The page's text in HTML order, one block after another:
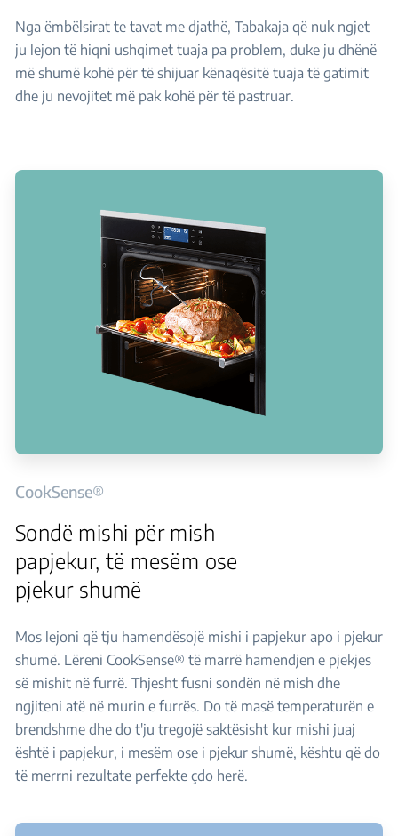
Nga ëmbëlsirat te tavat me djathë, Tabakaja që nuk ngjet
ju lejon të hiqni ushqimet tuaja pa problem, duke ju dhënë
më shumë kohë për të shijuar kënaqësitë tuaja të gatimit
dhe ju nevojitet më pak kohë për të pastruar.
CookSense®
Sondë mishi për mish
papjekur, të mesëm ose
pjekur shumë
Mos lejoni që tju hamendësojë mishi i papjekur apo i pjekur
shumë. Lëreni CookSense® të marrë hamendjen e pjekjes
së mishit në furrë. Thjesht fusni sondën në mish dhe
ngjiteni atë në murin e furrës. Do të masë temperaturën e
brendshme dhe do t'ju tregojë saktësisht kur mishi juaj
është i papjekur, i mesëm ose i pjekur shumë, kështu që do
të merrni rezultate perfekte çdo herë.